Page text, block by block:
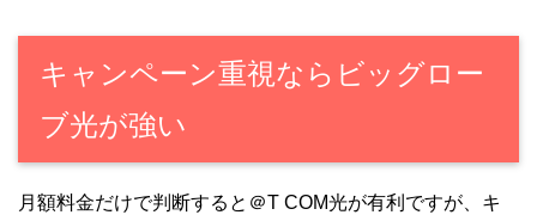
キャンペーン重視ならビッグロー
ブ光が強い
月額料金だけで判断すると＠T COM光が有利ですが、キ